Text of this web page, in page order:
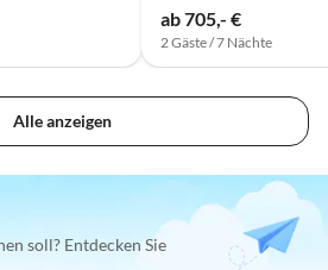
ab 705,- €
2 Gäste / 7 Nächte
Alle anzeigen
soll? Entdecken Sie